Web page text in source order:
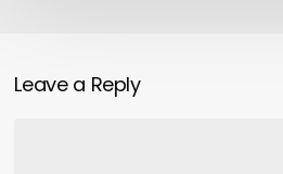
Leave a Reply